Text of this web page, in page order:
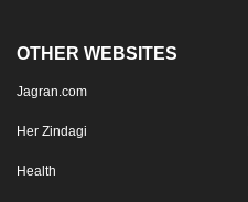
OTHER WEBSITES
Jagran.com
Her Zindagi
Health